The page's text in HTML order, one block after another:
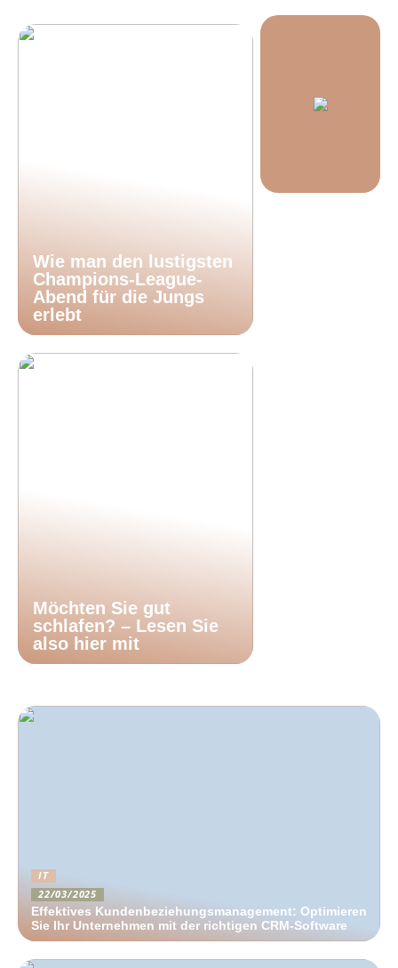
Wie man den lustigsten
Champions-League-
Abend für die Jungs
erlebt
Möchten Sie gut
schlafen? – Lesen Sie
also hier mit
IT
22/03/2025
Effektives Kundenbeziehungsmanagement: Optimieren
Sie Ihr Unternehmen mit der richtigen CRM-Software